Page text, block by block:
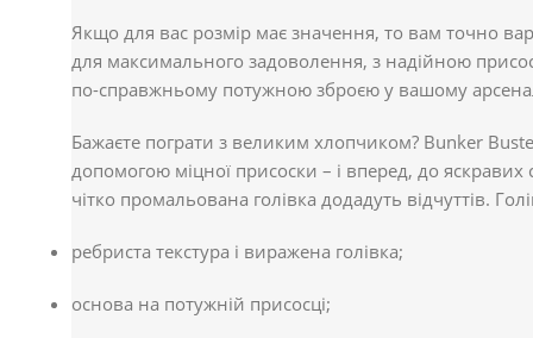
Якщо для вас розмір має значення, то вам точно
для максимального задоволення, з надійною
по-справжньому потужною зброєю у вашому
Бажаєте пограти з великим хлопчиком? Bunker
допомогою міцної присоски – і вперед, до
чітко промальована голівка додадуть відчуттів.
ребриста текстура і виражена голівка;
основа на потужній присосці;